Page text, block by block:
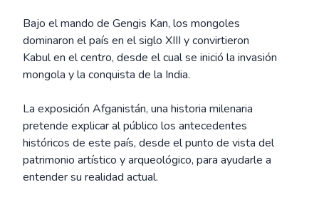
Bajo el mando de Gengis Kan, los mongoles
dominaron el país en el siglo XIII y convirtieron
Kabul en el centro, desde el cual se inició la invasión
mongola y la conquista de la India.
La exposición Afganistán, una historia milenaria
pretende explicar al público los antecedentes
históricos de este país, desde el punto de vista del
patrimonio artístico y arqueológico, para ayudarle a
entender su realidad actual.